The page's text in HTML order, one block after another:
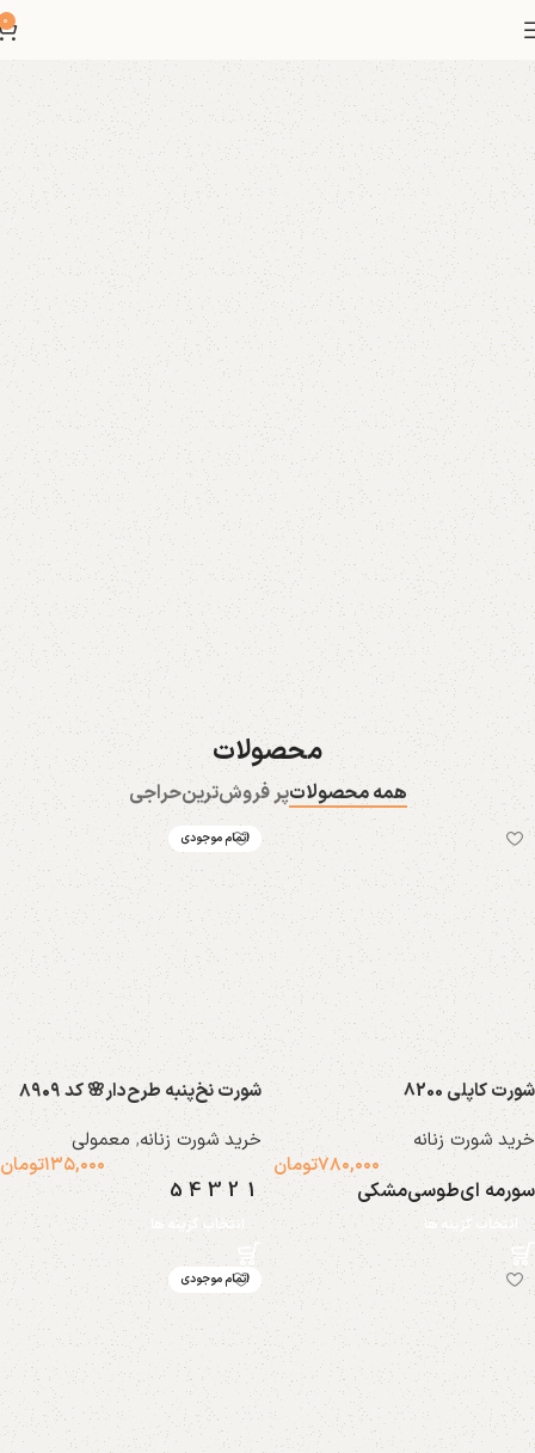
0 یگیما منتخب شیک پوشان
محصولات متنوع با کیفیت عالی
راحت و متناسب با سایز شما
تخفیفی ها
27 محصول
ست
165 محصول
خرید شورت زنانه
239 محصول
خرید سوتین
107 محصول
شال
9 محصول
مایو
13 محصول
محصولات
همه محصولاتپر فروش‌ترینحراجی
شورت کاپلی 8200
خرید شورت زنانه
۷۸۰,۰۰۰تومان
سورمه ایطوسیمشکی
انتخاب گزینه ها
اتمام موجودی
شورت نخ‌پنبه طرح‌دار🌸 کد ۸۹۰۹
خرید شورت زنانه,معمولی
۱۳۵,۰۰۰تومان
1
2
3
4
5
انتخاب گزینه ها
اتمام موجودی